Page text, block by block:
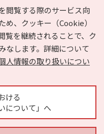
閲覧する際のサービス向
め、クッキー（Cookie）
覧を継続されることで、ク
なします。詳細について
人情報の取り扱いについ
ける
について」へ
お問い合わせ
Rights Reserved.